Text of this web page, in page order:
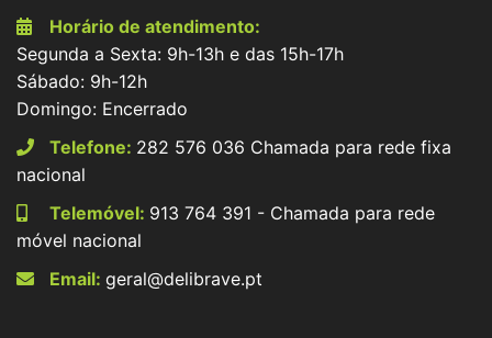
Horário de atendimento:
Segunda a Sexta: 9h-13h e das 15h-17h
Sábado: 9h-12h
Domingo: Encerrado
Telefone: 282 576 036 Chamada para rede fixa
nacional
Telemóvel: 913 764 391 - Chamada para rede
móvel nacional
Email: geral@delibrave.pt